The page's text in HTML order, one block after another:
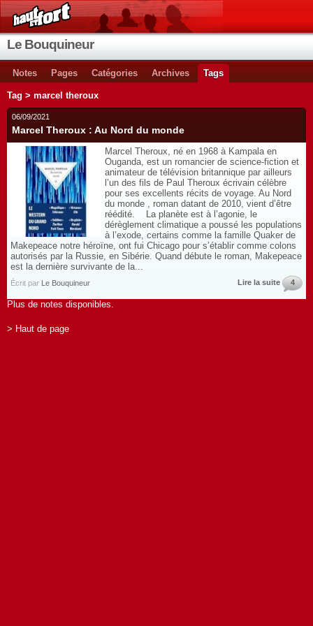
Le Bouquineur
Notes Pages Catégories Archives Tags
Tag > marcel theroux
06/09/2021
Marcel Theroux : Au Nord du monde
Marcel Theroux, né en 1968 à Kampala en
Ouganda, est un romancier de science-fiction et
animateur de télévision britannique par ailleurs
l’un des fils de Paul Theroux écrivain célèbre
pour ses excellents récits de voyage. Au Nord
du monde , roman datant de 2010, vient d’être
réédité. La planète est à l’agonie, le
dérèglement climatique a poussé les populations
à l’exode, certains comme la famille Quaker de
Makepeace notre héroïne, ont fui Chicago pour s’établir comme colons
autorisés par la Russie, en Sibérie. Quand débute le roman, Makepeace
est la dernière survivante de la...
Écrit par Le Bouquineur Lire la suite 4
Plus de notes disponibles.
> Haut de page